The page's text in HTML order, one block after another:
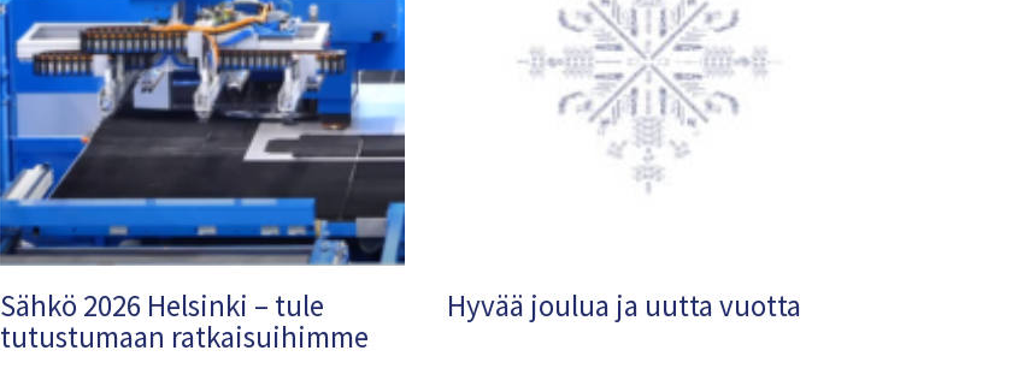
Sähkö 2026 Helsinki – tule
tutustumaan ratkaisuihimme
Hyvää joulua ja uutta vuotta